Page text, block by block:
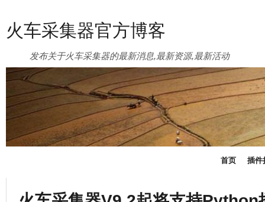
火车采集器官方博客
发布关于火车采集器的最新消息,最新资源,最新活动
首页 插件